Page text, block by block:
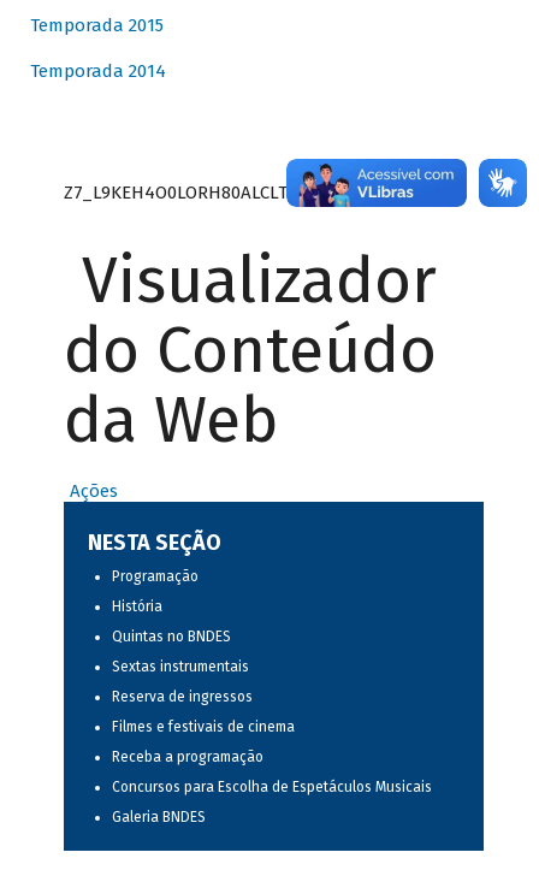
Temporada 2015
Temporada 2014
Z7_L9KEH4O0LORH80ALCLTPF80S27
Visualizador
do Conteúdo
da Web
Ações
NESTA SEÇÃO
Programação
História
Quintas no BNDES
Sextas instrumentais
Reserva de ingressos
Filmes e festivais de cinema
Receba a programação
Concursos para Escolha de Espetáculos Musicais
Galeria BNDES